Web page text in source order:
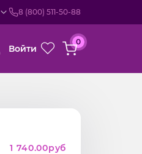
8 (800) 511-50-88
Войти
0
1 740.00руб